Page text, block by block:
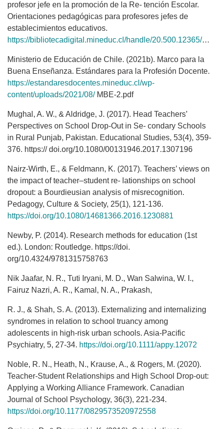
profesor jefe en la promoción de la Re- tención Escolar.
Orientaciones pedagógicas para profesores jefes de
establecimientos educativos.
https://bibliotecadigital.mineduc.cl/handle/20.500.12365/18901
Ministerio de Educación de Chile. (2021b). Marco para la
Buena Enseñanza. Estándares para la Profesión Docente.
https://estandaresdocentes.mineduc.cl/wp-
content/uploads/2021/08/MBE-2.pdf
Mughal, A. W., & Aldridge, J. (2017). Head Teachers’
Perspectives on School Drop-Out in Se- condary Schools
in Rural Punjab, Pakistan. Educational Studies, 53(4), 359-
376. https:// doi.org/10.1080/00131946.2017.1307196
Nairz-Wirth, E., & Feldmann, K. (2017). Teachers’ views on
the impact of teacher–student re- lationships on school
dropout: a Bourdieusian analysis of misrecognition.
Pedagogy, Culture & Society, 25(1), 121-136.
https://doi.org/10.1080/14681366.2016.1230881
Newby, P. (2014). Research methods for education (1st
ed.). London: Routledge. https://doi.
org/10.4324/9781315758763
Nik Jaafar, N. R., Tuti Iryani, M. D., Wan Salwina, W. I.,
Fairuz Nazri, A. R., Kamal, N. A., Prakash,
R. J., & Shah, S. A. (2013). Externalizing and internalizing
syndromes in relation to school truancy among
adolescents in high-risk urban schools. Asia-Pacific
Psychiatry, 5, 27-34. https://doi.org/10.1111/appy.12072
Noble, R. N., Heath, N., Krause, A., & Rogers, M. (2020).
Teacher-Student Relationships and High School Drop-out:
Applying a Working Alliance Framework. Canadian
Journal of School Psychology, 36(3), 221-234.
https://doi.org/10.1177/0829573520972558